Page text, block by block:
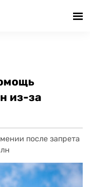
из-за
после запрета